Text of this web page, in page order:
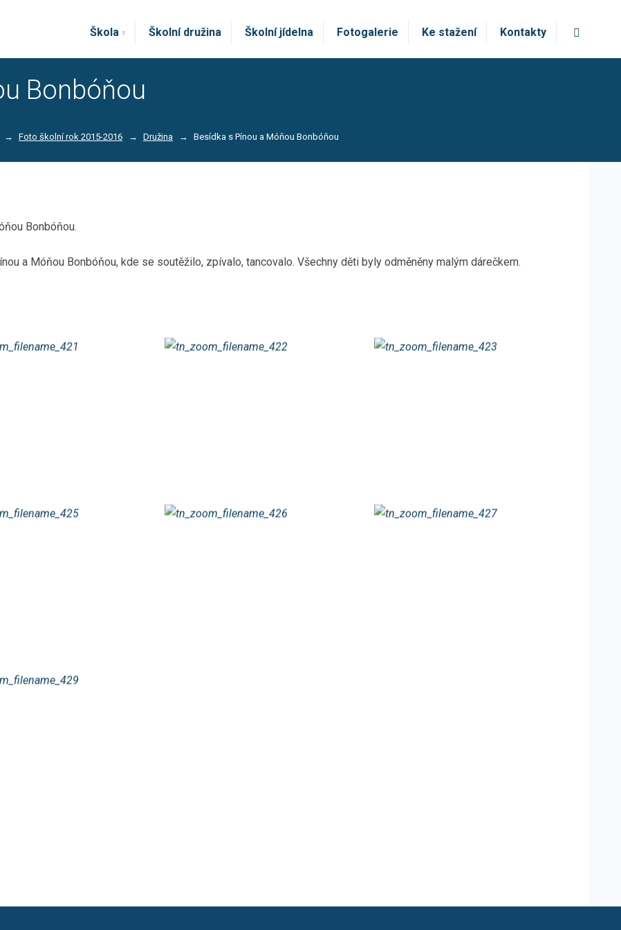
Škola Školní družina Školní jídelna Fotogalerie Ke stažení Kontakty
Bonbóňou
Foto školní rok 2015-2016 Družina Besídka s Pínou a Móňou Bonbóňou
Bonbóňou.
a Móňou Bonbóňou, kde se soutěžilo, zpívalo, tancovalo. Všechny děti byly odměněny malým dárečkem.